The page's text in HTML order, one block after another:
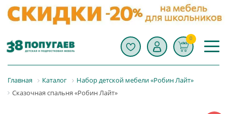
0
Главная Каталог
Набор детской мебели «Робин Лайт»
Сказочная спальня «Робин Лайт»